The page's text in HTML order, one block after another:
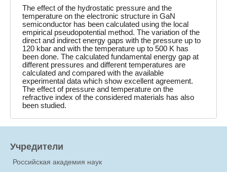
The effect of the hydrostatic pressure and the
temperature on the electronic structure in GaN
semiconductor has been calculated using the local
empirical pseudopotential method. The variation of the
direct and indirect energy gaps with the pressure up to
120 kbar and with the temperature up to 500 K has
been done. The calculated fundamental energy gap at
different pressures and different temperatures are
calculated and compared with the available
experimental data which show excellent agreement.
The effect of pressure and temperature on the
refractive index of the considered materials has also
been studied.
Учредители
Российская академия наук